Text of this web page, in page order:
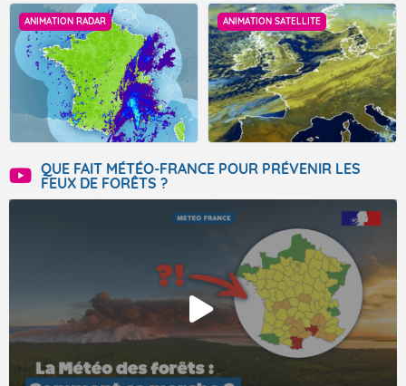
ANIMATION RADAR ANIMATION SATELLITE
QUE FAIT MÉTÉO-FRANCE POUR PRÉVENIR LES
FEUX DE FORÊTS ?